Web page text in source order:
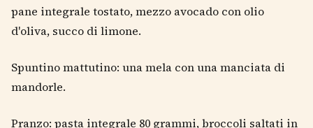
pane integrale tostato, mezzo avocado con olio
d'oliva, succo di limone.
Spuntino mattutino: una mela con una manciata di
mandorle.
Pranzo: pasta integrale 80 grammi, broccoli saltati in